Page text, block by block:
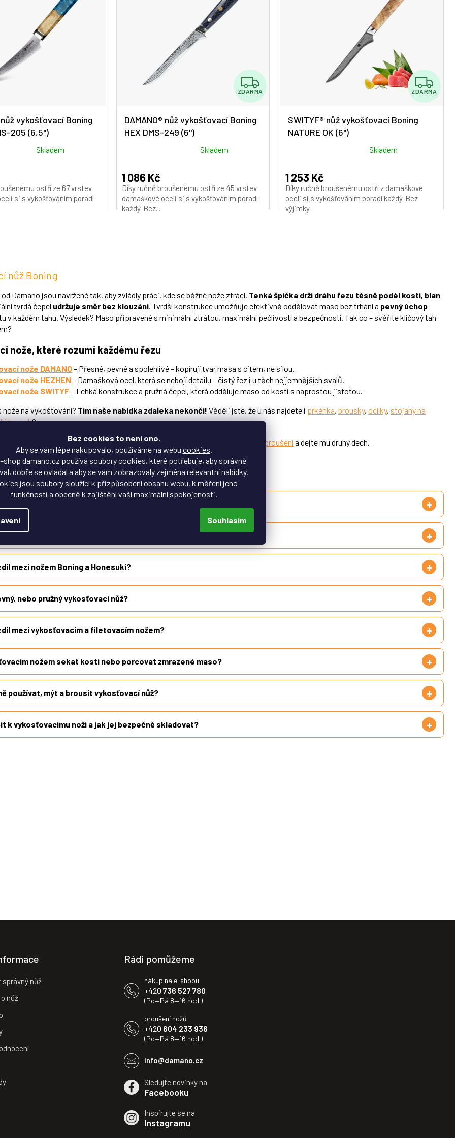
Bez cookies to není ono.
Aby se vám lépe nakupovalo, používáme na webu cookies.
shop damano.cz používá soubory cookies, které potřebuje, aby správně
dobře se ovládal a aby se vám zobrazovaly zejména relevantní nabídky.
jsou soubory sloužící k přizpůsobení obsahu webu, k měření jeho
funkčnosti a obecně k zajištění vaší maximální spokojenosti.
Souhlasím
nůž vykošťovací Boning
205 (6,5")
Skladem
ostří ze 67 vrstev
si s vykošťováním poradí
Z
D
ZDARMA
DAMANO® nůž vykošťovací Boning
HEX DMS-249 (6")
produktu
je
5,0
z
Skladem
1 086 Kč
Díky ručně broušenému ostří ze 45 vrstev
damaškové oceli si s vykošťováním poradí
každý. Bez...
Z
D
ZDARMA
SWITYF® nůž vykošťovací Boning
NATURE OK (6")
produktu
je
5,0
z
Skladem
1 253 Kč
Díky ručně broušenému ostří z damaškové
oceli si s vykošťováním poradí každý. Bez
výjimky.
c
í
p
r
ý
p
i
s
u
nůž Boning
od Damano jsou navržené tak, aby zvládly práci, kde se běžné nože ztrácí. Tenká špička drží dráhu řezu těsně podél kostí, blan
tvrdá čepel udržuje směr bez klouzání . Tvrdší konstrukce umožňuje efektivně oddělovat maso bez trhání a pevný úchop
v každém tahu. Výsledek? Maso připravené s minimální ztrátou, maximální pečlivostí a bezpečností. Tak co – svěříte klíčový tah
nože, které rozumí každému řezu
nože DAMANO– Přesné, pevné a spolehlivé – kopírují tvar masa s citem, ne silou.
nože HEZHEN – Damašková ocel, která se nebojí detailu – čistý řez i u těch nejjemnějších svalů.
nože SWITYF – Lehká konstrukce a pružná čepel, která odděluje maso od kosti s naprostou jistotou.
na vykošťování? Tím naše nabídka zdaleka nekončí! Věděli jste, že u nás najdete i prkénka, brousky, ocílky, stojany na
koutek?
na vykošťování si zaslouží ostrou kondici profesionální broušenía dejte mu druhý dech.
na vykosťovací nože
používá vykosťovací nůž?
mezi nožem Boning a Honesuki?
nebo pružný vykosťovací nůž?
mezi vykosťovacím a filetovacím nožem?
nožem sekat kosti nebo porcovat zmrazené maso?
používat, mýt a brousit vykosťovací nůž?
k vykosťovacímu noži a jak jej bezpečně skladovat?
nůž
nůž
Rádi pomůžeme
nákup na e-shopu
+420 736 527 780
(Po—Pá 8—16 hod.)
broušení nožů
+420 604 233 936
(Po—Pá 8—16 hod.)
info@damano.cz
Sledujte novinky na
Facebooku
Inspirujte se na
Instagramu